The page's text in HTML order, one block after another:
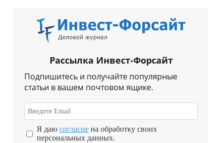
Рассылка Инвест-Форсайт
Подпишитесь и получайте популярные
статьи в вашем почтовом ящике.
Я даю согласие на обработку своих
персональных данных.